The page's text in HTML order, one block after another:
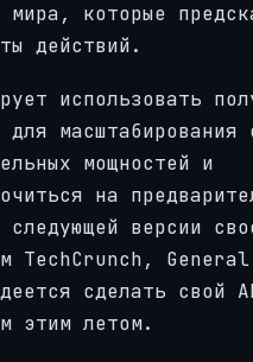
мира, которые
действий.
использовать
для масштабирования
мощностей и
на
следующей версии
TechCrunch,
сделать свой
этим летом.